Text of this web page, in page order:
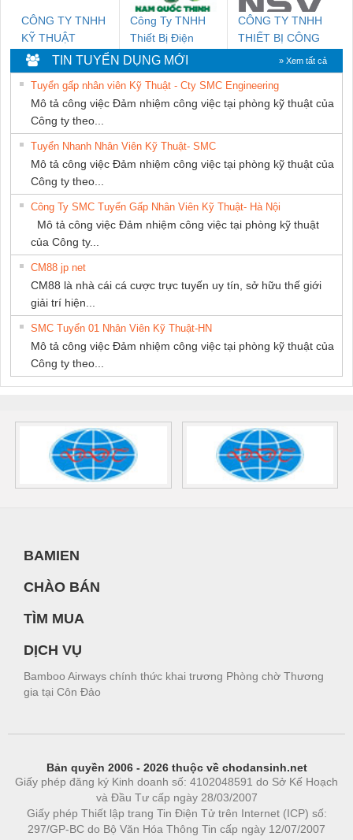
CÔNG TY TNHH
KỸ THUẬT
KTECH VIỆT
NAM
Công Ty TNHH
Thiết Bị Điện
Nam Quốc Thịnh
CÔNG TY TNHH
THIẾT BỊ CÔNG
NGHIỆP NIHON
SETSUBI VIỆT
NAM
TIN TUYỂN DỤNG MỚI » Xem tất cả
Tuyển gấp nhân viên Kỹ Thuật - Cty SMC Engineering
Mô tả công việc Đảm nhiệm công việc tại phòng kỹ thuật của
Công ty theo...
Tuyển Nhanh Nhân Viên Kỹ Thuật- SMC
Mô tả công việc Đảm nhiệm công việc tại phòng kỹ thuật của
Công ty theo...
Công Ty SMC Tuyển Gấp Nhân Viên Kỹ Thuật- Hà Nội
Mô tả công việc Đảm nhiệm công việc tại phòng kỹ thuật
của Công ty...
CM88 jp net
CM88 là nhà cái cá cược trực tuyến uy tín, sở hữu thế giới
giải trí hiện...
SMC Tuyển 01 Nhân Viên Kỹ Thuật-HN
Mô tả công việc Đảm nhiệm công việc tại phòng kỹ thuật của
Công ty theo...
BAMIEN
CHÀO BÁN
TÌM MUA
DỊCH VỤ
Bamboo Airways chính thức khai trương Phòng chờ Thương
gia tại Côn Đảo
Bản quyền 2006 - 2026 thuộc về chodansinh.net
Giấy phép đăng ký Kinh doanh số: 4102048591 do Sở Kế Hoạch
và Đầu Tư cấp ngày 28/03/2007
Giấy phép Thiết lập trang Tin Điện Tử trên Internet (ICP) số:
297/GP-BC do Bộ Văn Hóa Thông Tin cấp ngày 12/07/2007